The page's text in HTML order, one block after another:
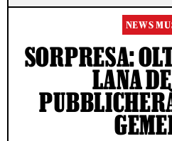
NEWS
SORPRESA:
LANA